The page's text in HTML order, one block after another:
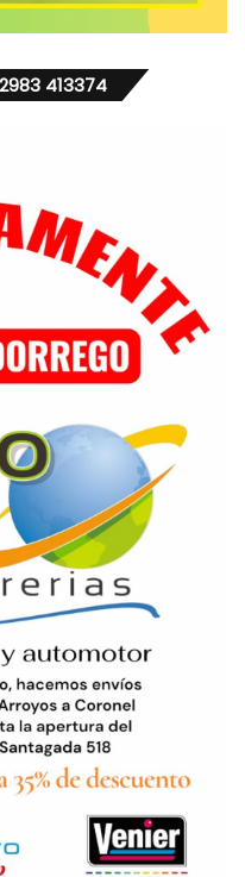
413374